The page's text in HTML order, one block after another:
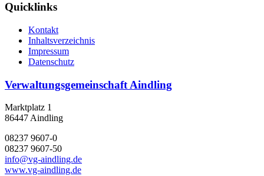
Quicklinks
Kontakt
Inhaltsverzeichnis
Impressum
Datenschutz
Verwaltungsgemeinschaft Aindling
Marktplatz 1
86447 Aindling
08237 9607-0
08237 9607-50
info@vg-aindling.de
www.vg-aindling.de